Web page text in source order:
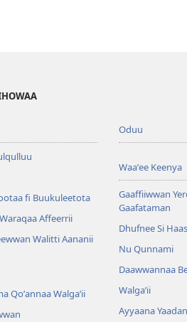
fi Buukuleetota
Affeerrii
Walitti Aananii
Qoʼannaa Walgaʼii
Oduu
Waaʼee Keenya
Gaaffiiwwan
Gaafataman
Dhufnee Si
Nu Qunnami
Daawwannaa
Walga’ii
Ayyaana